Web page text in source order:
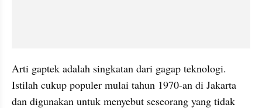
Arti gaptek adalah singkatan dari gagap teknologi.
Istilah cukup populer mulai tahun 1970-an di Jakarta
dan digunakan untuk menyebut seseorang yang tidak